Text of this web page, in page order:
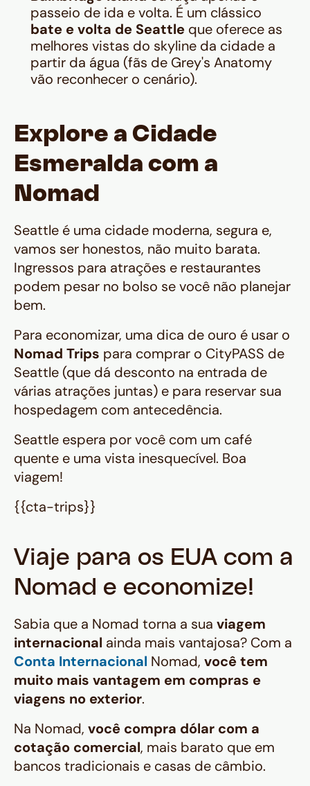
passeio de ida e volta. É um clássico
bate e volta de Seattle que oferece as
melhores vistas do skyline da cidade a
partir da água (fãs de Grey's Anatomy
vão reconhecer o cenário).
Explore a Cidade
Esmeralda com a
Nomad
Seattle é uma cidade moderna, segura e,
vamos ser honestos, não muito barata.
Ingressos para atrações e restaurantes
podem pesar no bolso se você não planejar
bem.
Para economizar, uma dica de ouro é usar o
Nomad Trips para comprar o CityPASS de
Seattle (que dá desconto na entrada de
várias atrações juntas) e para reservar sua
hospedagem com antecedência.
Seattle espera por você com um café
quente e uma vista inesquecível. Boa
viagem!
{{cta-trips}}
Viaje para os EUA com a
Nomad e economize!
Sabia que a Nomad torna a sua viagem
internacional ainda mais vantajosa? Com a
Conta Internacional Nomad, você tem
muito mais vantagem em compras e
viagens no exterior.
Na Nomad, você compra dólar com a
cotação comercial, mais barato que em
bancos tradicionais e casas de câmbio.